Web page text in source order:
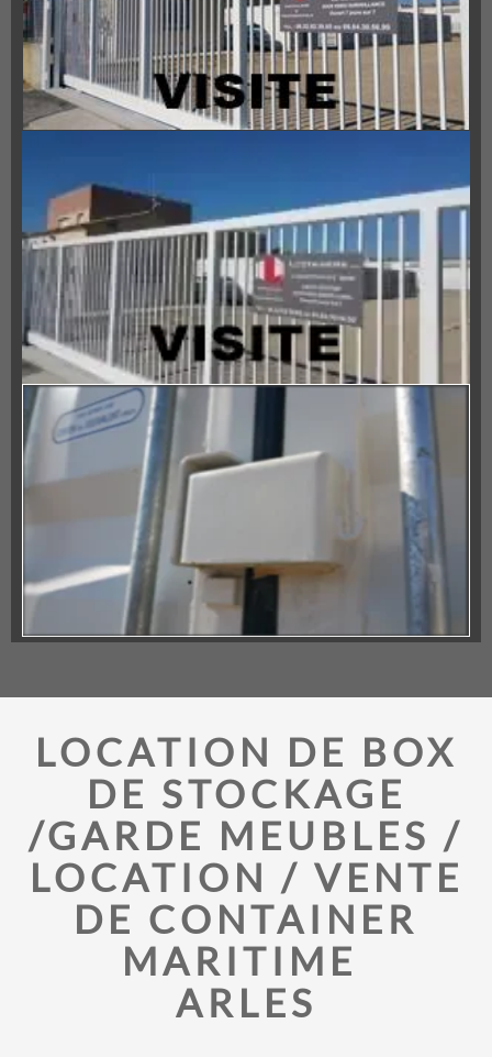
LOCATION DE BOX
DE STOCKAGE
/GARDE MEUBLES /
LOCATION / VENTE
DE CONTAINER
MARITIME
ARLES